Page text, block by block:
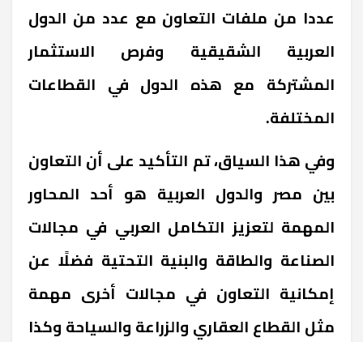
عددا من ملفات التعاون مع عدد من الدول
العربية الشقيقية وفرص الاستثمار
المشتركة مع هذه الدول في القطاعات
المختلفة.
وفي هذا السياق، تم التأكيد على أن التعاون
بين مصر والدول العربية هو أحد المحاور
المهمة لتعزيز التكامل العربي في مجالات
الصناعة والطاقة والبنية التحتية فضلًا عن
إمكانية التعاون في مجالات أخرى مهمة
مثل القطاع العقاري والزراعة والسياحة وكذا